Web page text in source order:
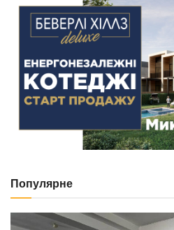
Популярне